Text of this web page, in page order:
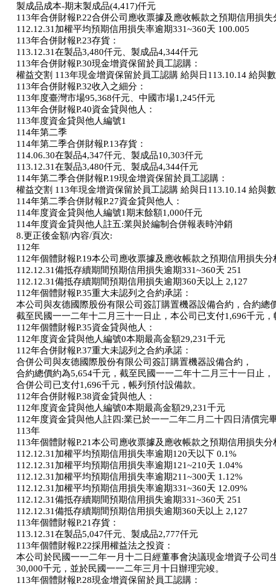
製成品成本-期末製成品(4,417)仟元
113年合併財報P.22合併公司應收票據及應收帳款之預期信用損失
112.12.31加權平均預期信用損失率逾期331~360天 100.005
113年合併財報P.23存貨：
113.12.31在製品3,480仟元、製成品4,344仟元
113年合併財報P.30現金增資保留於員工認購：
權益交割 113年現金增資保留於員工認購 給與日113.10.14 給與
113年合併財報P.32收入之細分：
113年度臺灣市場95,368仟元、中國市場1,245仟元
113年合併財報P.40資金貸與他人：
113年度資金貸與他人編號1
114年第二季
114年第二季合併財報P.13存貨：
114.06.30在製品4,347仟元、製成品10,303仟元
113.12.31在製品3,480仟元、製成品4,344仟元
114年第二季合併財報P.19現金增資保留於員工認購：
權益交割 113年現金增資保留於員工認購 給與日113.10.14 給與
114年第二季合併財報P.27資金貸與他人：
114年度資金貸與他人編號1期末餘額1,000仟元
114年度資金貸與他人註五:業與於編制合併報表時沖銷
8.更正後金額/內容/頁次:
112年
112年個體財報P.19本公司應收票據及應收帳款之預期信用損失分
112.12.31備抵存續期間預期信用損失逾期331~360天 251
112.12.31備抵存續期間預期信用損失逾期360天以上 2,127
112年個體財報P.35重大未認列之合約承諾：
本公司與友德國際股份有限公司簽訂購置機器設備合約，合約總
截至民國一一二年十二月三十一日止，本公司已支付1,696千元，
112年個體財報P.35資金貸與他人：
112年度資金貸與他人編號0本期最高金額29,231千元
112年合併財報P.37重大未認列之合約承諾：
合併公司與友德國際股份有限公司簽訂購置機器設備合約，
合約總價約為5,654千元，截至民國一一二年十二月三十一日止，
合併公司已支付1,696千元，帳列預付設備款。
112年合併財報P.38資金貸與他人：
112年度資金貸與他人編號0本期最高金額29,231千元
112年度資金貸與他人註四:業已於一一二年二月二十四日清償完
113年
113年個體財報P.21本公司應收票據及應收帳款之預期信用損失分
112.12.31加權平均預期信用損失率逾期120天以下 0.1%
112.12.31加權平均預期信用損失率逾期121~210天 1.04%
112.12.31加權平均預期信用損失率逾期211~300天 1.12%
112.12.31加權平均預期信用損失率逾期331~360天 12.09%
112.12.31備抵存續期間預期信用損失逾期331~360天 251
112.12.31備抵存續期間預期信用損失逾期360天以上 2,127
113年個體財報P.21存貨：
113.12.31在製品5,047仟元、製成品2,777仟元
113年個體財報P.22採用權益法之投資：
本公司於民國一一二年一月十二日經董事會決議現金增資子公司
30,000千元，並於民國一一二年三月十日辦理完竣。
113年個體財報P.28現金增資保留於員工認購：